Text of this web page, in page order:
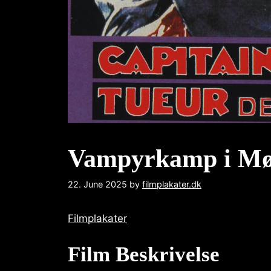
Vampyrkamp i
22. June 2025 by filmplakater.dk
Filmplakater
Film Beskrivelse